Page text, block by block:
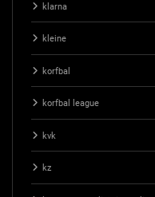
klarna
kleine
korfbal
korfbal league
kvk
kz